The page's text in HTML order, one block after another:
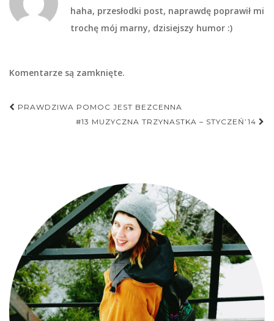
haha, przesłodki post, naprawdę poprawił mi
trochę mój marny, dzisiejszy humor :)
Komentarze są zamknięte.
Nawigacja
PRAWDZIWA POMOC JEST BEZCENNA
#13 MUZYCZNA TRZYNASTKA – STYCZEŃ’14